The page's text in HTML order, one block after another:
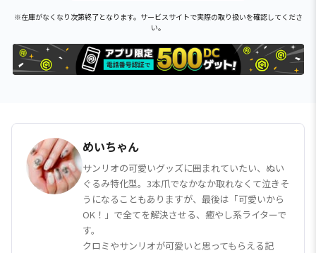
※在庫がなくなり次第終了となります。サービスサイトで実際の取り扱いを確認してくださ
い。
めいちゃん
サンリオの可愛いグッズに囲まれていたい、ぬい
ぐるみ特化型。3本爪でなかなか取れなくて泣きそ
うになることもありますが、最後は「可愛いから
OK！」で全てを解決させる、癒やし系ライターで
す。
クロミやサンリオが可愛いと思ってもらえる記